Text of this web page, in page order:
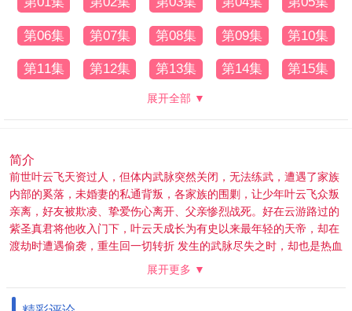
第06集 第07集 第08集 第09集 第10集
第11集 第12集 第13集 第14集 第15集
展开全部 ▼
简介
前世叶云飞天资过人，但体内武脉突然关闭，无法练武，遭遇了家族
内部的奚落，未婚妻的私通背叛，各家族的围剿，让少年叶云飞众叛
亲离，好友被欺凌、挚爱伤心离开、父亲惨烈战死。好在云游路过的
紫圣真君将他收入门下，叶云天成长为有史以来最年轻的天帝，却在
渡劫时遭遇偷袭，重生回一切转折 发生的武脉尽失之时，却也是热血
少年时代。 再次遇
重新开始。体内尚存一缕天帝之魂，让前生记忆得以完好保存。内有
展开更多 ▼